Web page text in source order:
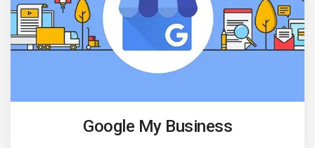
Google My Business